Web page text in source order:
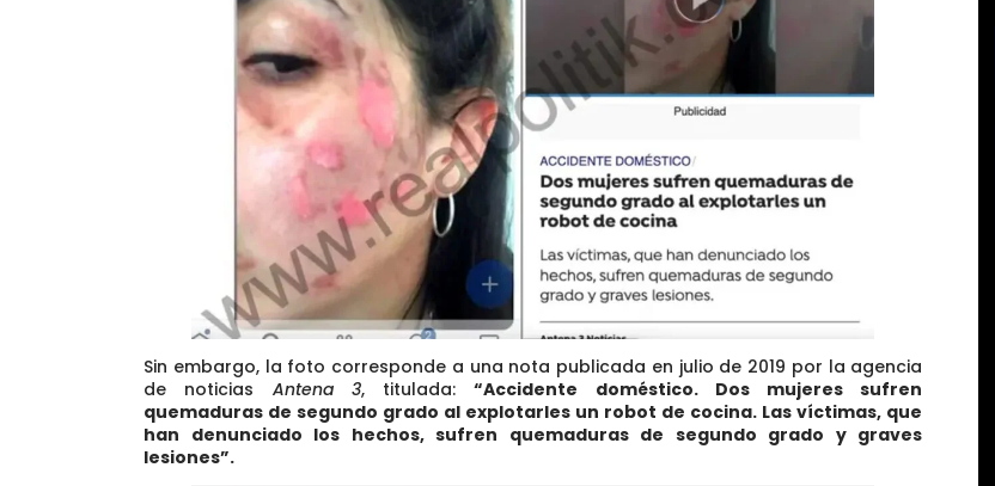
Sin embargo, la foto corresponde a una nota publicada en julio de 2019 por la agencia
de noticias Antena 3, titulada:“Accidente doméstico. Dos mujeres sufren
quemaduras de segundo grado al explotarles un robot de cocina. Las víctimas, que
han denunciado los hechos, sufren quemaduras de segundo grado y graves
lesiones”.